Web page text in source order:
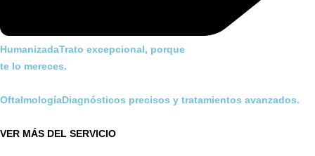
HumanizadaTrato excepcional, porque
te lo mereces.
OftalmologíaDiagnósticos precisos y tratamientos avanzados.
VER MÁS DEL SERVICIO